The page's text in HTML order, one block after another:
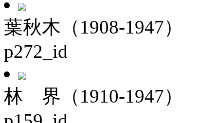
葉秋木（1908-1947）
p272_id
林 界（1910-1947）